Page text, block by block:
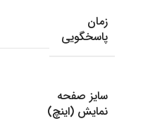
زمان
پاسخگویی
سایز صفحه
نمایش (اینچ)